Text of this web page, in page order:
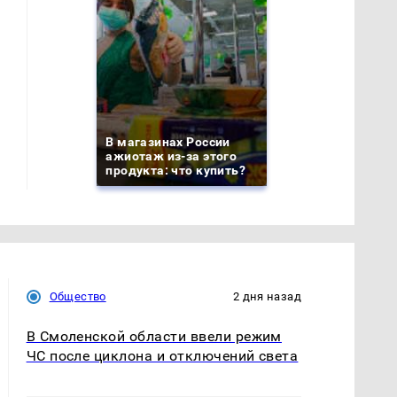
В магазинах России
ажиотаж из-за этого
продукта: что купить?
Общество 2 дня назад
В Смоленской области ввели режим
ЧС после циклона и отключений света